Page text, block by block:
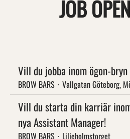
JOB
Vill du jobba inom ögon-
BROW BARS · Vallgatan Göteborg,
Vill du starta din karriär
nya Assistant Manager!
BROW BARS · Liljeholmstorget